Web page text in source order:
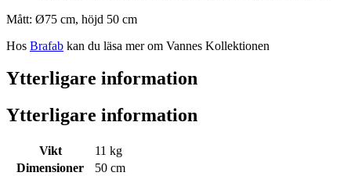
Mått: Ø75 cm, höjd 50 cm
Hos Brafab kan du läsa mer om Vannes Kollektionen
Ytterligare information
Ytterligare information
Vikt
11 kg
Dimensioner
50 cm